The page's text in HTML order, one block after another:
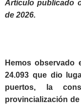
Artículo publicado
de 2026.
Hemos observado
24.093 que dio
puertos, la
provincialización